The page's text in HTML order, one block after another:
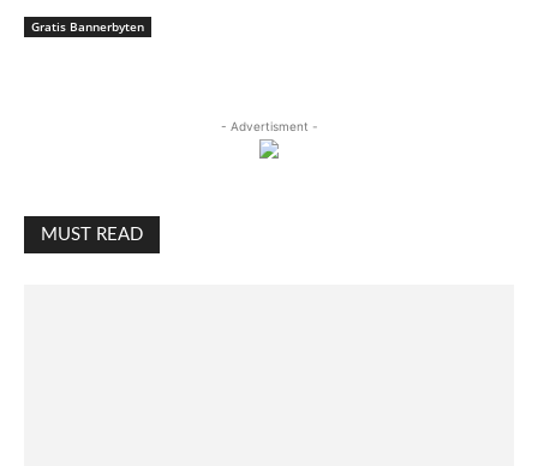
Gratis Bannerbyten
- Advertisment -
MUST READ